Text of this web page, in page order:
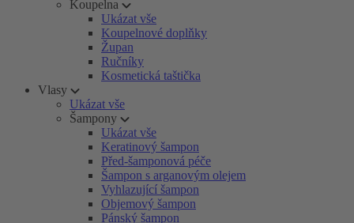
Koupelna
Ukázat vše
Koupelnové doplňky
Župan
Ručníky
Kosmetická taštička
Vlasy
Ukázat vše
Šampony
Ukázat vše
Keratinový šampon
Před-šamponová péče
Šampon s arganovým olejem
Vyhlazující šampon
Objemový šampon
Pánský šampon